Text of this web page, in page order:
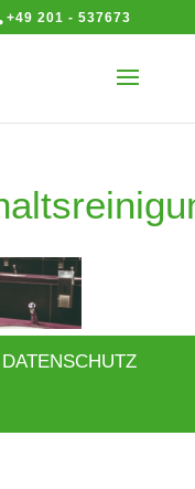
+49 201 - 537673
DATENSCHUTZ